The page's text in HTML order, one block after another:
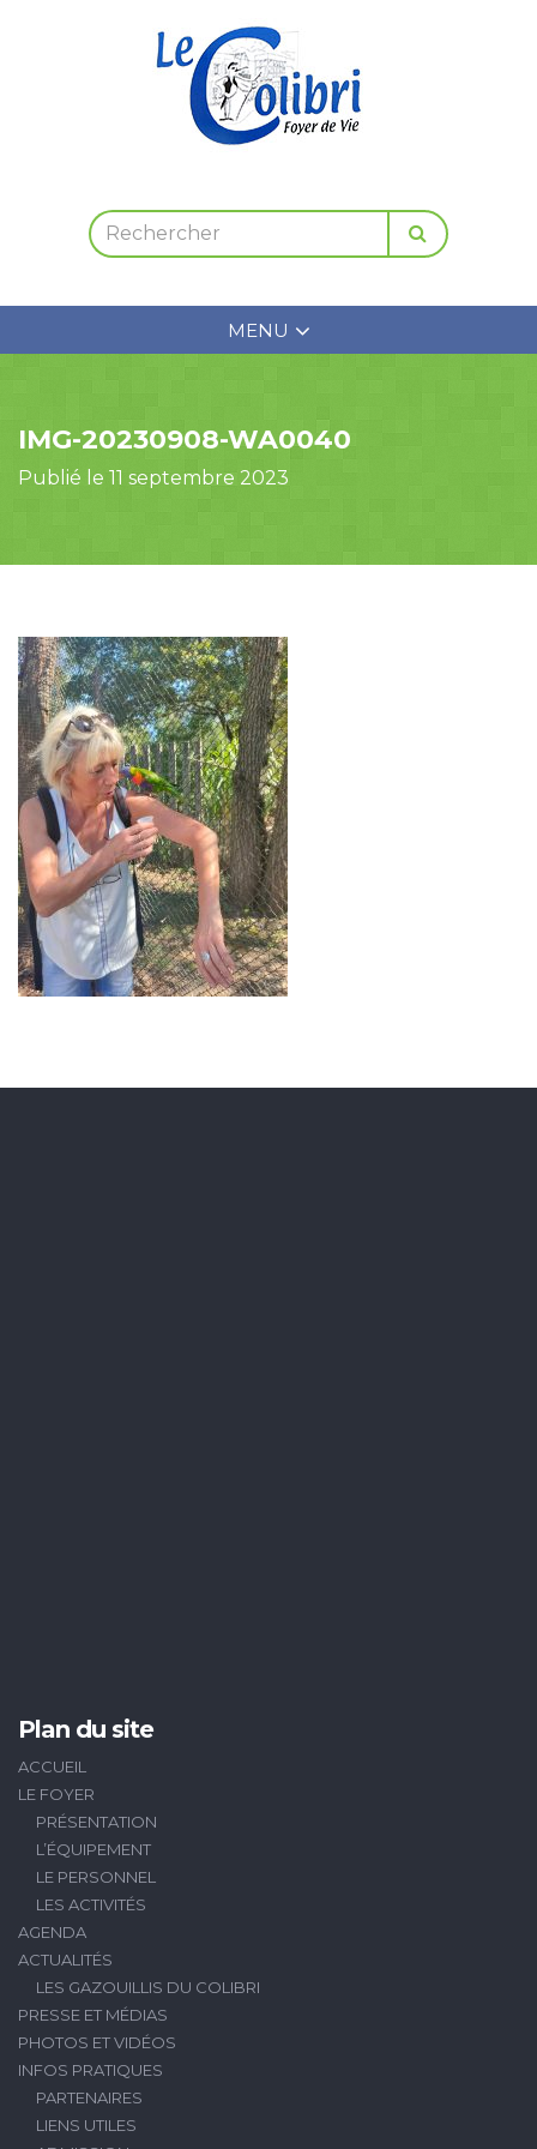
MENU
IMG-20230908-WA0040
Publié le 11 septembre 2023
Plan du site
ACCUEIL
LE FOYER
PRÉSENTATION
L’ÉQUIPEMENT
LE PERSONNEL
LES ACTIVITÉS
AGENDA
ACTUALITÉS
LES GAZOUILLIS DU COLIBRI
PRESSE ET MÉDIAS
PHOTOS ET VIDÉOS
INFOS PRATIQUES
PARTENAIRES
LIENS UTILES